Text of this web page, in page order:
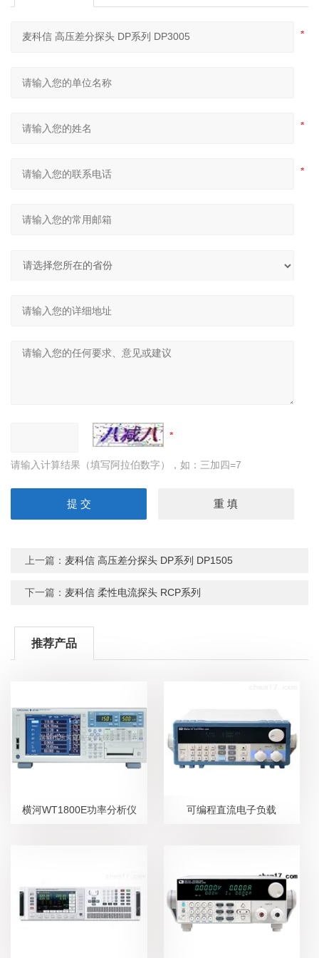
请输入计算结果（填写阿拉伯数字），如：三加四=7
上一篇： 麦科信 高压差分探头 DP系列 DP1505
下一篇： 麦科信 柔性电流探头 RCP系列
推荐产品
横河WT1800E功率分析仪 可编程直流电子负载